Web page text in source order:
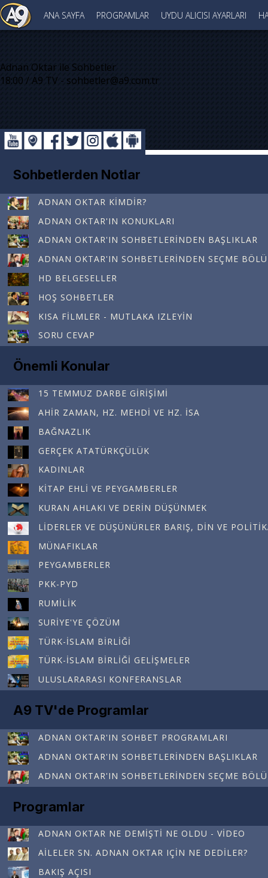
ANA SAYFA PROGRAMLAR UYDU ALICISI AYARLARI
Adnan Oktar ile Sohbetler
18:00 / A9 TV - sohbetler@a9.com.tr
Sohbetlerden Notlar
ADNAN OKTAR KIMDIR?
ADNAN OKTAR'IN KONUKLARI
ADNAN OKTAR'IN SOHBETLERINDEN BAŞLIKLAR
ADNAN OKTAR'IN SOHBETLERINDEN SEÇME
HD BELGESELLER
HOŞ SOHBETLER
KISA FILMLER - MUTLAKA IZLEYIN
SORU CEVAP
Önemli Konular
15 TEMMUZ DARBE GIRIŞIMI
AHIR ZAMAN, HZ. MEHDI VE HZ. İSA
BAĞNAZLIK
GERÇEK ATATÜRKÇÜLÜK
KADINLAR
KITAP EHLI VE PEYGAMBERLER
KURAN AHLAKI VE DERIN DÜŞÜNMEK
LIDERLER VE DÜŞÜNÜRLER BARIŞ, DIN VE
MÜNAFIKLAR
PEYGAMBERLER
PKK-PYD
RUMILIK
SURIYE'YE ÇÖZÜM
TÜRK-İSLAM BIRLIĞI
TÜRK-İSLAM BIRLIĞI GELIŞMELER
ULUSLARARASI KONFERANSLAR
A9 TV'de Programlar
ADNAN OKTAR'IN SOHBET PROGRAMLARI
ADNAN OKTAR'IN SOHBETLERINDEN BAŞLIKLAR
ADNAN OKTAR'IN SOHBETLERINDEN SEÇME
Programlar
ADNAN OKTAR NE DEMIŞTI NE OLDU - VIDEO
AILELER SN. ADNAN OKTAR IÇIN NE DEDILER?
BAKIŞ AÇISI